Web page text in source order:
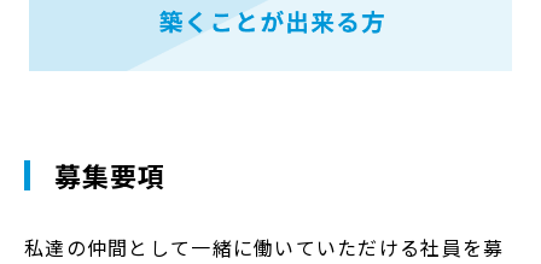
募集要項
私達の仲間として一緒に働いていただける社員を募